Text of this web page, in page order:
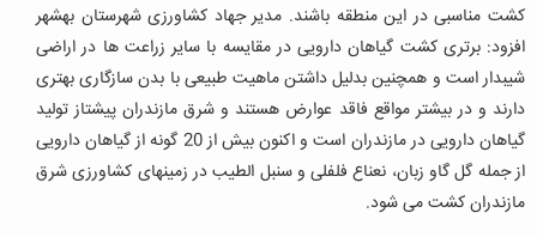
کشت مناسبی در این منطقه باشند. مدیر جهاد کشاورزی شهرستان بهشهر
افزود: برتری کشت گیاهان دارویی در مقایسه با سایر زراعت ها در اراضی
شیبدار است و همچنین بدلیل داشتن ماهیت طبیعی با بدن سازگاری بهتری
دارند و در بیشتر مواقع فاقد عوارض هستند و شرق مازندران پیشتاز تولید
گیاهان دارویی در مازندران است و اکنون بیش از 20 گونه از گیاهان دارویی
از جمله گل گاو زبان، نعناع فلفلی و سنبل الطیب در زمینهای کشاورزی شرق
مازندران کشت می شود.